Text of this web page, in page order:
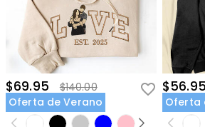
$69.95
$140.00
Oferta de Verano
$56.95
Oferta